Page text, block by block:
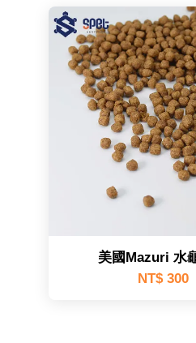
美國Mazuri 水
NT$ 300